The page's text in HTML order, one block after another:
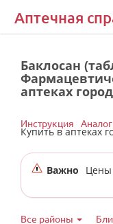
Аптечная
Баклосан
аптеках
Купить в аптеках
Инструкция
Важно Цены
Все районы